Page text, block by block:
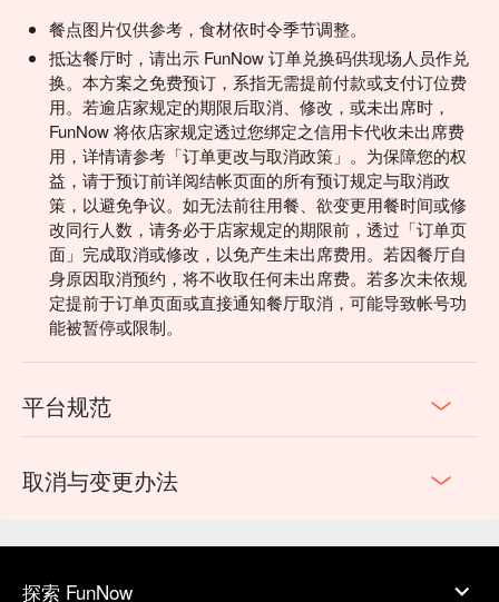
餐点图片仅供参考，食材依时令季节调整。
抵达餐厅时，请出示 FunNow 订单兑换码供现场人员作兑
换。本方案之免费预订，系指无需提前付款或支付订位费
用。若逾店家规定的期限后取消、修改，或未出席时，
FunNow 将依店家规定透过您绑定之信用卡代收未出席费
用，详情请参考「订单更改与取消政策」。为保障您的权
益，请于预订前详阅结帐页面的所有预订规定与取消政
策，以避免争议。如无法前往用餐、欲变更用餐时间或修
改同行人数，请务必于店家规定的期限前，透过「订单页
面」完成取消或修改，以免产生未出席费用。若因餐厅自
身原因取消预约，将不收取任何未出席费。若多次未依规
定提前于订单页面或直接通知餐厅取消，可能导致帐号功
能被暂停或限制。
平台规范
取消与变更办法
探索 FunNow